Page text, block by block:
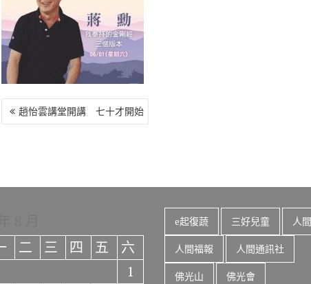
文
章
趙怡雲講堂開講 七十才開始
二 三 四 五
六
1
e起復蔬 三好兒童 人
人間福報 人間通訊社
佛光山 佛光會